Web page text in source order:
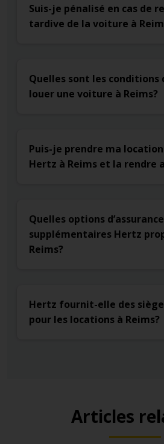
Suis-je pénalisé en cas de
tardive de la voiture à
Quelles sont les conditions
louer une voiture à Reims?
Puis-je prendre ma
Hertz à Reims et la rendre
Quelles options d’assurance
supplémentaires Hertz
Reims?
Hertz fournit-elle des
pour les locations à Reims?
Articles